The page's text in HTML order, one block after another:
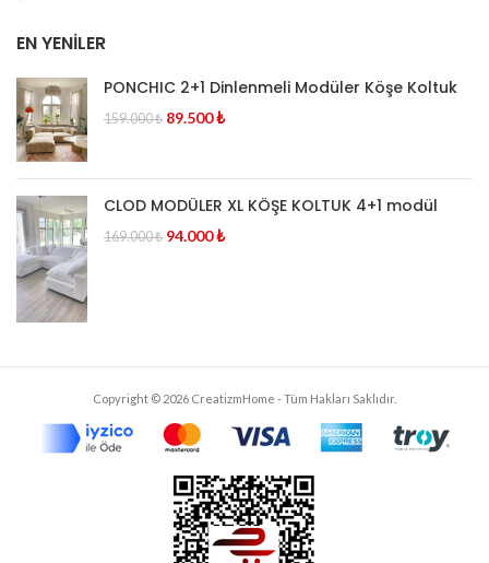
EN YENILER
PONCHIC 2+1 Dinlenmeli Modüler Köşe Koltuk
159.000₺ 89.500₺
CLOD MODÜLER XL KÖŞE KOLTUK 4+1 modül
169.000₺ 94.000₺
Copyright © 2026 CreatizmHome - Tüm Hakları Saklıdır.